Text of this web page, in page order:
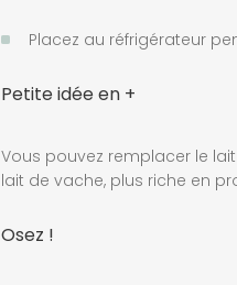
Placez au réfrigérateur
Petite idée en +
Vous pouvez remplacer le
lait de vache, plus riche en
Osez !